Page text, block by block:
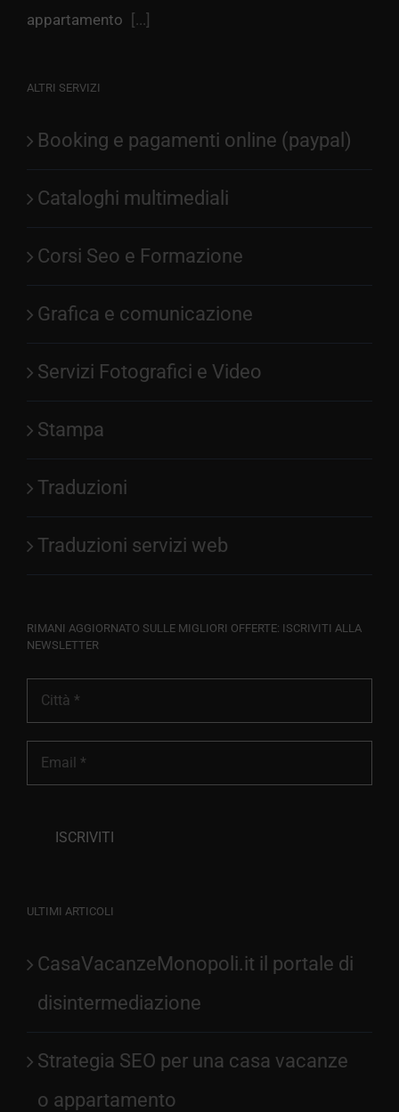
appartamento
[...]
ALTRI SERVIZI
Booking e pagamenti online (paypal)
Cataloghi multimediali
Corsi Seo e Formazione
Grafica e comunicazione
Servizi Fotografici e Video
Stampa
Traduzioni
Traduzioni servizi web
RIMANI AGGIORNATO SULLE MIGLIORI OFFERTE: ISCRIVITI ALLA
NEWSLETTER
ULTIMI ARTICOLI
CasaVacanzeMonopoli.it il portale di
disintermediazione
Strategia SEO per una casa vacanze
o appartamento